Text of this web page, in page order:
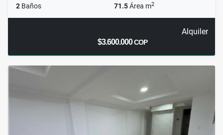
2 Baños 71.5Área m2
Alquiler
$3.600.000COP